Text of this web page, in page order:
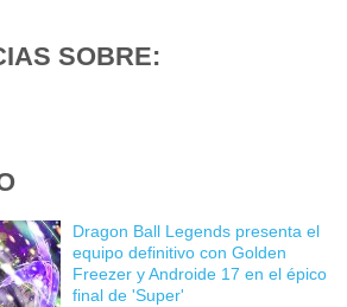
SOBRE:
Dragon Ball Legends presenta el
equipo definitivo con Golden
Freezer y Androide 17 en el épico
final de 'Super'